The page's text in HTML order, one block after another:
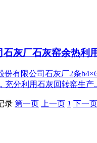
灰厂石灰窑余热利
有限公司石灰厂2条
充分利用石灰回转窑生产
录 第一页 上一页 1 下一页